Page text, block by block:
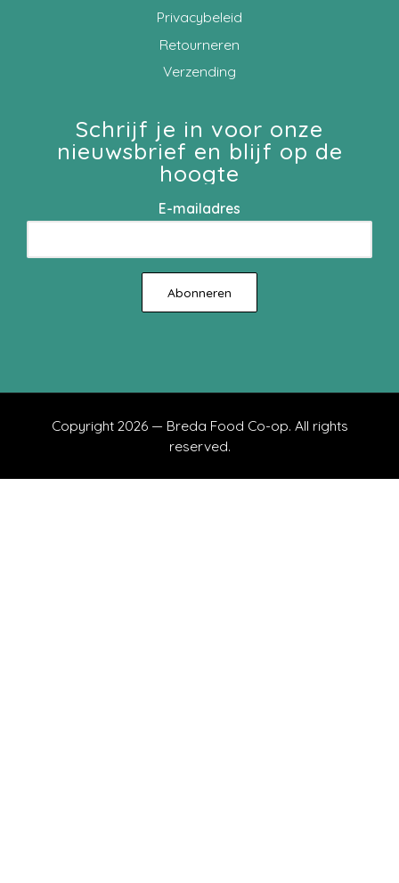
Privacybeleid
Retourneren
Verzending
Schrijf je in voor onze
nieuwsbrief en blijf op de
hoogte
E-mailadres
Copyright 2026 — Breda Food Co-op. All rights
reserved.